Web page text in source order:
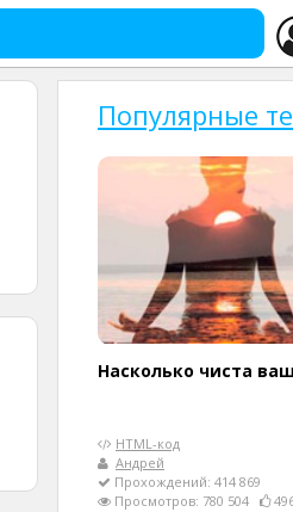
Популярные
Насколько чиста
HTML-код
Андрей
Прохождений: 414 869
Просмотров: 780 504